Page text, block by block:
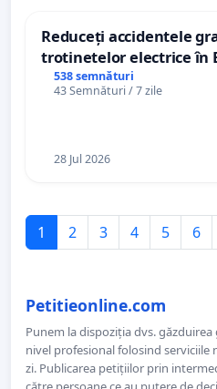
Reduceți accidentele
trotinetelor electrice în
538 semnături
43 Semnături / 7 zile
28 Jul 2026
1 2 3 4 5 6
Petitieonline.com
Punem la dispoziția dvs.
nivel profesional folosind serviciile
zi. Publicarea petițiilor prin